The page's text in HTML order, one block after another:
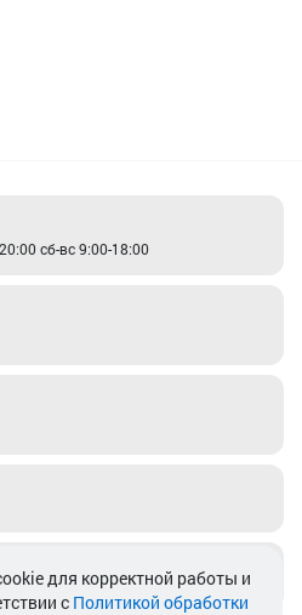
сб-вс 9:00-18:00
для корректной работы и
с Политикой обработки